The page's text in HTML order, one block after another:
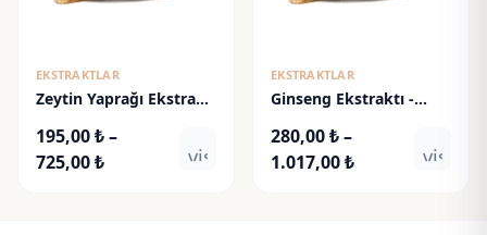
EKSTRAKTLAR
Zeytin Yaprağı Ekstraktı
195,00₺–
725,00₺Fiyat
visibility
EKSTRAKTLAR
Ginseng Ekstraktı -
280,00₺–
1.017,00₺Fiyat